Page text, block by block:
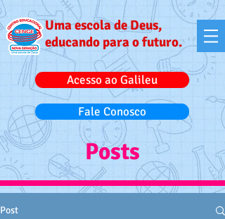
Uma escola de Deus,
educando para o futuro.
Acesso ao Galileu
Fale Conosco
Posts
Post